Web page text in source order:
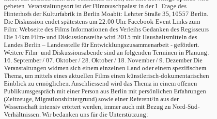
gebeten. Veranstaltungsort ist der Filmrauschpalast in der 1. Etage des
Hinterhofs der Kulturfabrik in Berlin Moabit: Lehrter Straße 35, 10557 Berlin.
Die Diskussion endet spätestens um 22:00 Uhr. Facebook-Event Links zum
Film: Webseite des Films Informationen des Verleihs Gedanken des Regisseurs
Die 14km Film- und Diskussionsreihe wird 2015 mit Haushaltsmitteln des
Landes Berlin – Landesstelle für Entwicklungszusammenarbeit - gefördert.
Weitere Film- und Diskussionsabende sind an folgenden Terminen in Planung:
16. September / 07. Oktober / 28. Oktober / 18. November / 9. Dezember Die
Veranstaltungen widmen sich einem einzelnen Land oder einem spezifischem
Thema, um mittels eines aktuellen Films einen künstlerisch-dokumentarischen
Einblick zu ermöglichen. Anschliessend wird das Thema in einem offenen
Publikumsgespräch mit einer Person aus Berlin mit persönlichen Erfahrungen
(Zeitzeuge, Migrationshintergrund) sowie einer Referent/in aus der
Wissenschaft intensiv erörtert werden, immer auch mit Bezug zu Nord-Süd-
Verhältnissen. Wir bedanken uns für die Unterstützung: